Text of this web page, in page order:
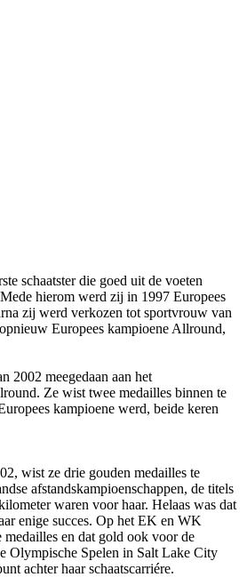
schaatster die goed uit de voeten
hierom werd zij in 1997 Europees
zij werd verkozen tot sportvrouw van
Europees kampioene Allround,
2002 meegedaan aan het
Ze wist twee medailles binnen te
kampioene werd, beide keren
wist ze drie gouden medailles te
afstandskampioenschappen, de titels
waren voor haar. Helaas was dat
enige succes. Op het EK en WK
en dat gold ook voor de
Olympische Spelen in Salt Lake City
achter haar schaatscarriére.